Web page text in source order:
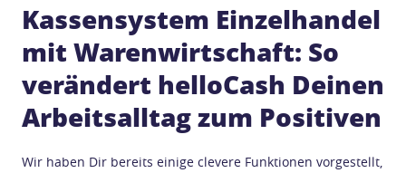
Kassensystem Einzelhandel
mit Warenwirtschaft: So
verändert helloCash Deinen
Arbeitsalltag zum Positiven
Wir haben Dir bereits einige clevere Funktionen vorgestellt,